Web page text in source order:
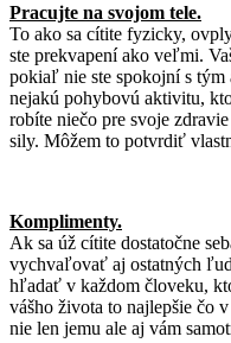
Pracujte na svojom tele.
To ako sa cítite fyzicky,
ste prekvapení ako veľmi.
pokiaľ nie ste spokojní s tým
nejakú pohybovú aktivitu,
robíte niečo pre svoje
sily. Môžem to potvrdiť
Komplimenty.
Ak sa úž cítite dostatočne
vychvaľovať aj ostatných
hľadať v každom človeku,
vášho života to najlepšie čo
nie len jemu ale aj vám